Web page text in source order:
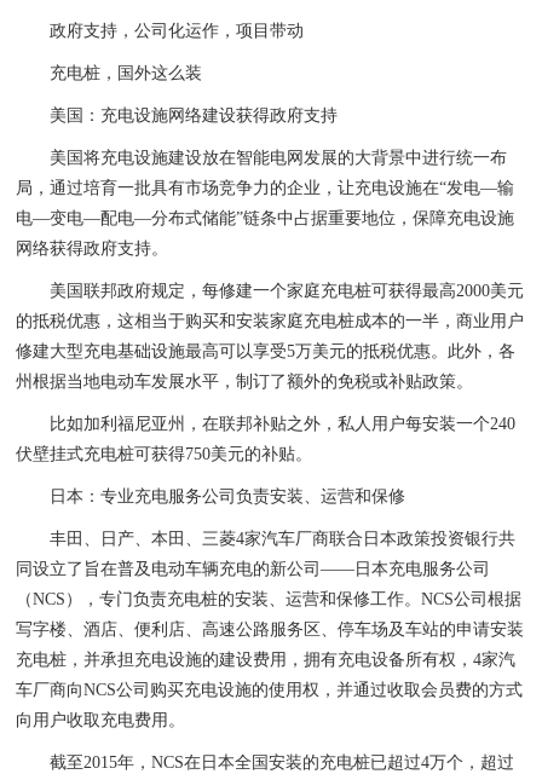
政府支持，公司化运作，项目带动
充电桩，国外这么装
美国：充电设施网络建设获得政府支持
美国将充电设施建设放在智能电网发展的大背景中进行统一布
局，通过培育一批具有市场竞争力的企业，让充电设施在“发电—输
电—变电—配电—分布式储能”链条中占据重要地位，保障充电设施
网络获得政府支持。
美国联邦政府规定，每修建一个家庭充电桩可获得最高2000美元
的抵税优惠，这相当于购买和安装家庭充电桩成本的一半，商业用户
修建大型充电基础设施最高可以享受5万美元的抵税优惠。此外，各
州根据当地电动车发展水平，制订了额外的免税或补贴政策。
比如加利福尼亚州，在联邦补贴之外，私人用户每安装一个240
伏壁挂式充电桩可获得750美元的补贴。
日本：专业充电服务公司负责安装、运营和保修
丰田、日产、本田、三菱4家汽车厂商联合日本政策投资银行共
同设立了旨在普及电动车辆充电的新公司——日本充电服务公司
（NCS），专门负责充电桩的安装、运营和保修工作。NCS公司根据
写字楼、酒店、便利店、高速公路服务区、停车场及车站的申请安装
充电桩，并承担充电设施的建设费用，拥有充电设备所有权，4家汽
车厂商向NCS公司购买充电设施的使用权，并通过收取会员费的方式
向用户收取充电费用。
截至2015年，NCS在日本全国安装的充电桩已超过4万个，超过